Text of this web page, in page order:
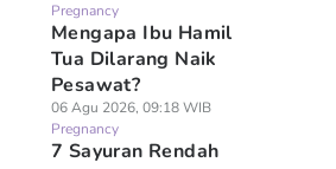
Pregnancy
Mengapa Ibu Hamil
Tua Dilarang Naik
Pesawat?
06 Agu 2026, 09:18 WIB
Pregnancy
7 Sayuran Rendah